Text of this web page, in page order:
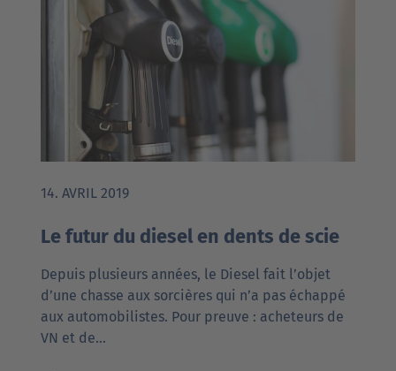
14. AVRIL 2019
Le futur du diesel en dents de scie
Depuis plusieurs années, le Diesel fait l’objet
d’une chasse aux sorcières qui n’a pas échappé
aux automobilistes. Pour preuve : acheteurs de
VN et de…